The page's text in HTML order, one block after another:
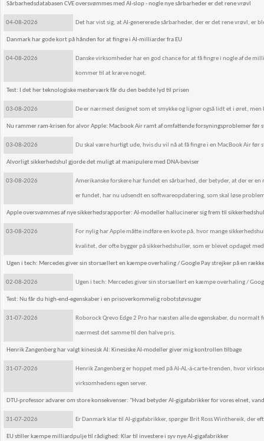
Sårbarhedsdatabasen CVE oversvømmes med AI-slop - nogle nye sårbarheder er det rene vrøvl
04-08-2026 Det har vist sig, at AI-genererede sårbarheder, der er det rene vrøvl, er
Danmark har gode kort på hånden for at fingre i AI-milliarder fra EU
04-08-2026 Danske virksomheder har en god chance for at få fingre i nogle af de
kommer til at kræve noget.
Test: I det her teknologiske mesterværk får du den bedste lyd til prisen
03-08-2026 De er nærmest designet som et smykke og ligner også lidt et i øret,
Nu rammer ram-krisen for alvor Apple: Macbook Air ramt af omfattende forsyningsproblemer før
03-08-2026 Du skal være hurtigt ude, hvis du vil nå at få fingre i en MacBook Air
Alvorligt sikkerhedshul gjorde det muligt at manipulere med DNA-beviser
03-08-2026 Amerikanske forskere har fundet en sårbarhed, der betyder, at der er
er fundet, har nu udsendt en softwareopdatering, som skal løse
Apple oversvømmes af nye sikkerhedsrapporter: AI-modeller hallucinerer sig frem til
03-08-2026 For nylig har Apple måtte indføre en kvote på, hvor mange
kvalitet, der ofte bygger på sikkerhedshuller, som er blevet opdaget
Ugen i tech: Mercedes giver sin storsællert en kæmpe overhaling / Google Pay strejker på en
02-08-2026 Ugen i tech: Mercedes giver sin storsællert en kæmpe overhaling /
Test: Nu får du high-end-egenskaber i en prisoverkommelig robotstøvsuger
31-07-2026 Roborock Qrevo Edge 2 Pro har næsten alle de egenskaber, du
nærmest det samme til den halve pris.
Henrik Zangenberg har valgt kinesisk AI: Kinesiske AI-modeller giver mig kontrollen tilbage
31-07-2026 Henrik Zangenberg er hoppet med på AI-AL-á-carte-trenden, hvor
virksomhedens egen server.
DTU-professor advarer om store konsekvenser: "Hvad betyder AI-gigafabrikker for vores elnet,
31-07-2026 Er Danmark klar til AI-gigafabrikker, spørger Brit Ross Winthereik, der
EU stiller kæmpe milliardpulje til rådighed: Klar til investere i syv nye AI-gigafabrikker